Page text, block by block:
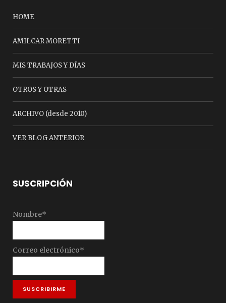
HOME
AMILCAR MORETTI
MIS TRABAJOS Y DÍAS
OTROS Y OTRAS
ARCHIVO (desde 2010)
VER BLOG ANTERIOR
SUSCRIPCIÓN
Nombre*
Correo electrónico*